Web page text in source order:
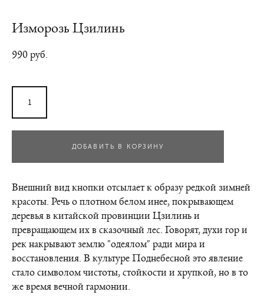
Изморозь Цзилинь
990 pуб.
ДОБАВИТЬ В КОРЗИНУ
Внешний вид кнопки отсылает к образу редкой зимней
красоты. Речь о плотном белом инее, покрывающем
деревья в китайской провинции Цзилинь и
превращающем их в сказочный лес. Говорят, духи гор и
рек накрывают землю "одеялом" ради мира и
восстановления. В культуре Поднебесной это явление
стало символом чистоты, стойкости и хрупкой, но в то
же время вечной гармонии.